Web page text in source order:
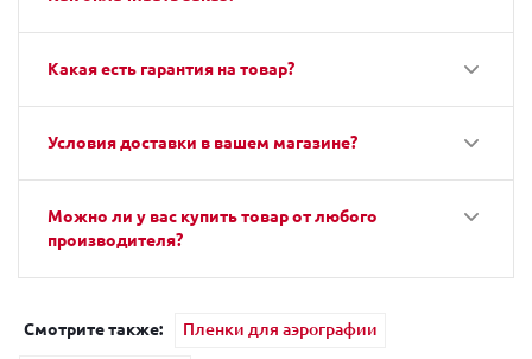
Какая есть гарантия на товар?
Условия доставки в вашем магазине?
Можно ли у вас купить товар от любого
производителя?
Смотрите также:
Пленки для аэрографии